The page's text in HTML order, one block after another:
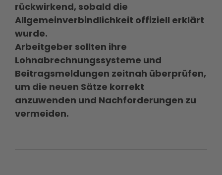
rückwirkend, sobald die
Allgemeinverbindlichkeit offiziell erklärt
wurde.
Arbeitgeber sollten ihre
Lohnabrechnungssysteme und
Beitragsmeldungen zeitnah überprüfen,
um die neuen Sätze korrekt
anzuwenden und Nachforderungen zu
vermeiden.